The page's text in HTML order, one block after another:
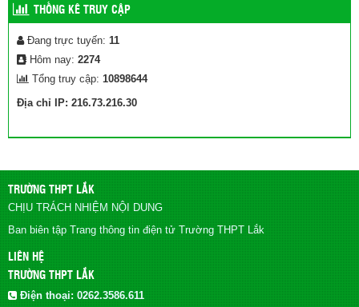
THỐNG KÊ TRUY CẬP
Đang trực tuyến: 11
Hôm nay: 2274
Tổng truy cập: 10898644
Địa chỉ IP: 216.73.216.30
TRƯỜNG THPT LẮK
CHỊU TRÁCH NHIỆM NỘI DUNG
Ban biên tập Trang thông tin điện tử Trường THPT Lắk
LIÊN HỆ
TRƯỜNG THPT LẮK
Điện thoại:0262.3586.611